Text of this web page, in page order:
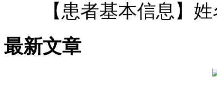
【患者基本信息】
最新文章